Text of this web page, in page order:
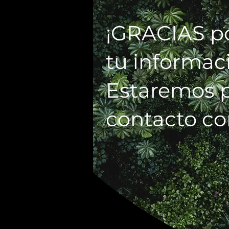
¡GRACIAS
tu
Estaremos
contacto